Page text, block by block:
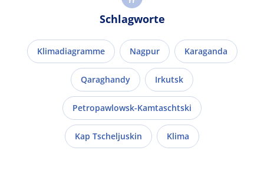
Schlagworte
Klimadiagramme Nagpur Karaganda
Qaraghandy Irkutsk
Petropawlowsk-Kamtaschtski
Kap Tscheljuskin Klima